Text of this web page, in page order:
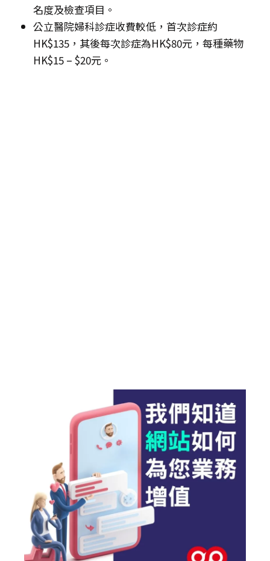
名度及檢查項目。
公立醫院婦科診症收費較低，首次診症約
HK$135，其後每次診症為HK$80元，每種藥物
HK$15 – $20元。